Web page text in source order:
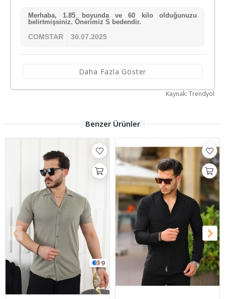
Merhaba, 1.85 boyunda ve 60 kilo olduğunuzu
belirtmişsiniz. Önerimiz S bedendir.
COMSTAR 30.07.2025
Daha Fazla Göster
Kaynak: Trendyol
Benzer Ürünler
18